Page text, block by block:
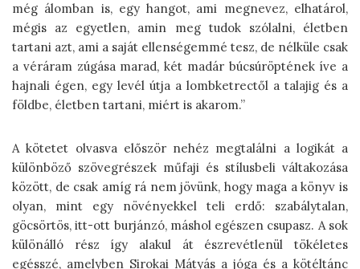
még álomban is, egy hangot, ami megnevez, elhatárol,
mégis az egyetlen, amin meg tudok szólalni, életben
tartani azt, ami a saját ellenségemmé tesz, de nélküle csak
a véráram zúgása marad, két madár búcsúröptének íve a
hajnali égen, egy levél útja a lombketrectől a talajig és a
földbe, életben tartani, miért is akarom.”
A kötetet olvasva először nehéz megtalálni a logikát a
különböző szövegrészek műfaji és stílusbeli váltakozása
között, de csak amíg rá nem jövünk, hogy maga a könyv is
olyan, mint egy növényekkel teli erdő: szabálytalan,
göcsörtös, itt-ott burjánzó, máshol egészen csupasz. A sok
különálló rész így alakul át észrevétlenül tökéletes
egésszé, amelyben Sirokai Mátyás a jóga és a kötéltánc